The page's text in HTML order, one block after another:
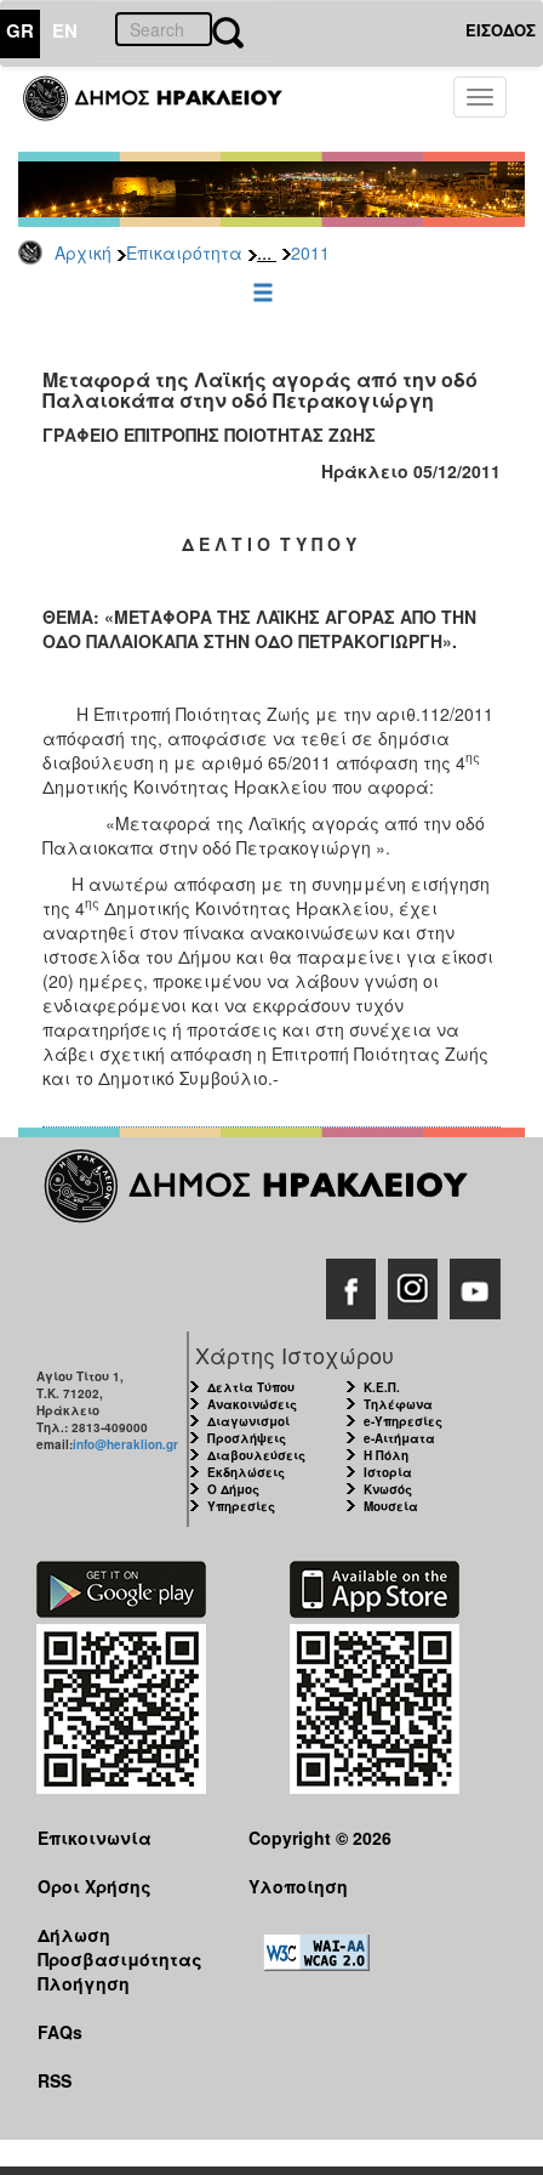
GR EN ΕΙΣΟΔΟΣ
Toggle
Αρχική Επικαιρότητα ... 2011
ΕΠΙΚΑΙΡΟΤΗΤΑ
Τύπου
Αρχείο
2026
2025
2022
2021
2020
2015
2012
2011
2010
2006
ΔΗΜΟΤΗΣ
ΕΠΙΣΚΕΠΤΗΣ
ΗΡΑΚΛΕΙΟ
Μεταφορά της Λαϊκής αγοράς από την οδό
Παλαιοκάπα στην οδό Πετρακογιώργη
ΓΡΑΦΕΙΟ ΕΠΙΤΡΟΠΗΣ ΠΟΙΟΤΗΤΑΣ ΖΩΗΣ
Ηράκλειο 05/12/2011
Δ Ε Λ Τ Ι Ο Τ Υ Π Ο Υ
ΘΕΜΑ: «ΜΕΤΑΦΟΡΑ ΤΗΣ ΛΑΪΚΗΣ ΑΓΟΡΑΣ ΑΠΟ ΤΗΝ
ΟΔΟ ΠΑΛΑΙΟΚΑΠΑ ΣΤΗΝ ΟΔΟ ΠΕΤΡΑΚΟΓΙΩΡΓΗ».
Η Επιτροπή Ποιότητας Ζωής με την αριθ.112/2011
απόφασή της, αποφάσισε να τεθεί σε δημόσια
διαβούλευση η με αριθμό 65/2011 απόφαση της 4ης
Δημοτικής Κοινότητας Ηρακλείου που αφορά:
«Μεταφορά της Λαϊκής αγοράς από την οδό
Παλαιοκαπα στην οδό Πετρακογιώργη ».
H ανωτέρω απόφαση με τη συνημμένη εισήγηση
της 4ης Δημοτικής Κοινότητας Ηρακλείου, έχει
αναρτηθεί στον πίνακα ανακοινώσεων και στην
ιστοσελίδα του Δήμου και θα παραμείνει για είκοσι
(20) ημέρες, προκειμένου να λάβουν γνώση οι
ενδιαφερόμενοι και να εκφράσουν τυχόν
παρατηρήσεις ή προτάσεις και στη συνέχεια να
λάβει σχετική απόφαση η Επιτροπή Ποιότητας Ζωής
και το Δημοτικό Συμβούλιο.-
Αγίου Τίτου 1,
Τ.Κ. 71202,
Ηράκλειο
Τηλ.: 2813-409000
email:info@heraklion.gr
Χάρτης Ιστοχώρου
Δελτία Τύπου
Ανακοινώσεις
Διαγωνισμοί
Προσλήψεις
Διαβουλεύσεις
Εκδηλώσεις
Ο Δήμος
Υπηρεσίες
Κ.Ε.Π.
Τηλέφωνα
e-Υπηρεσίες
e-Αιτήματα
Η Πόλη
Ιστορία
Κνωσός
Μουσεία
Επικοινωνία
Όροι Χρήσης
Δήλωση
Προσβασιμότητας
Πλοήγηση
FAQs
RSS
Copyright © 2026
Υλοποίηση